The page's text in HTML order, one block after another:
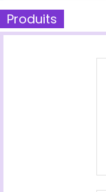
Produits